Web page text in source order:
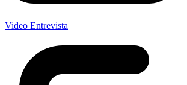
Video Entrevista